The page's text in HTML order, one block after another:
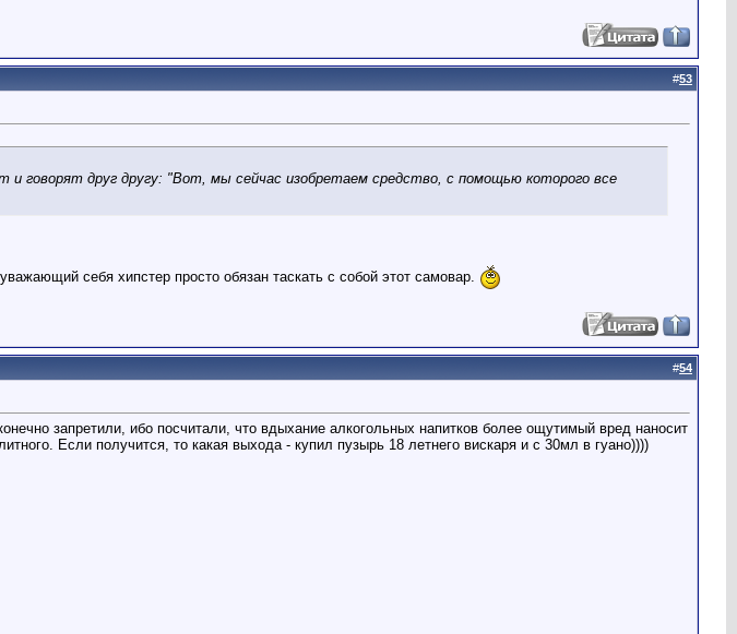
#53
говорят друг другу: "Вот, мы сейчас изобретаем средство, с помощью которого все
себя хипстер просто обязан таскать с собой этот самовар.
#54
запретили, ибо посчитали, что вдыхание алкогольных напитков более ощутимый вред наносит
Если получится, то какая выхода - купил пузырь 18 летнего вискаря и с 30мл в гуано))))